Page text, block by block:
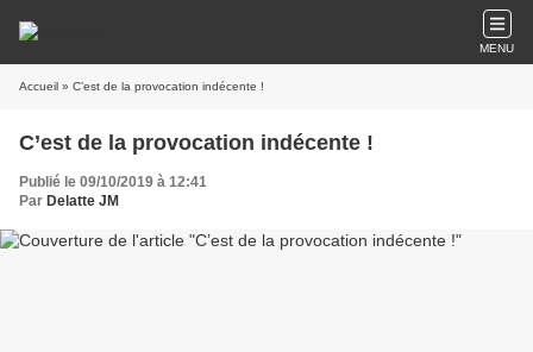
MENU
Accueil » C’est de la provocation indécente !
C’est de la provocation indécente !
Publié le 09/10/2019 à 12:41
Par Delatte JM